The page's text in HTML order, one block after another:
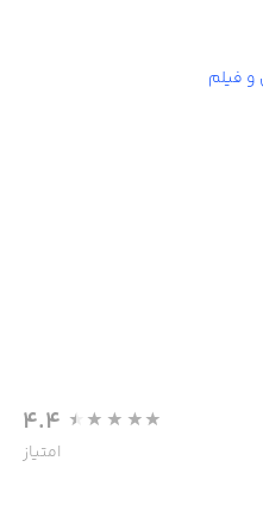
فیلم
4.4
امتیاز